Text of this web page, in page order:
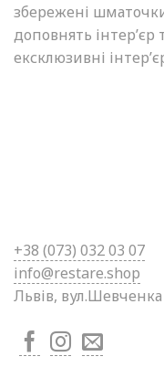
збережені
доповнять інтер’єр
ексклюзивні
+38 (073) 032 03 07
info@restare.shop
Львів,